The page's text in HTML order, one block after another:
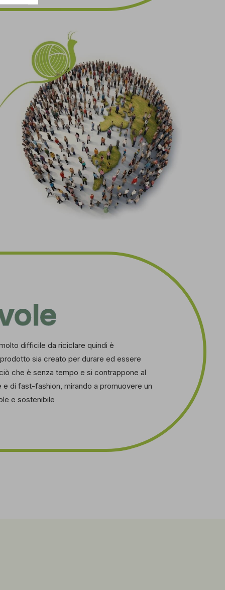
difficile da riciclare quindi è
sia creato per durare ed essere
che è senza tempo e si contrappone al
di fast-fashion, mirando a promuovere un
e sostenibile